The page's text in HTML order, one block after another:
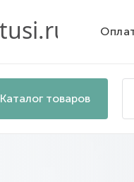
Каталог товаров